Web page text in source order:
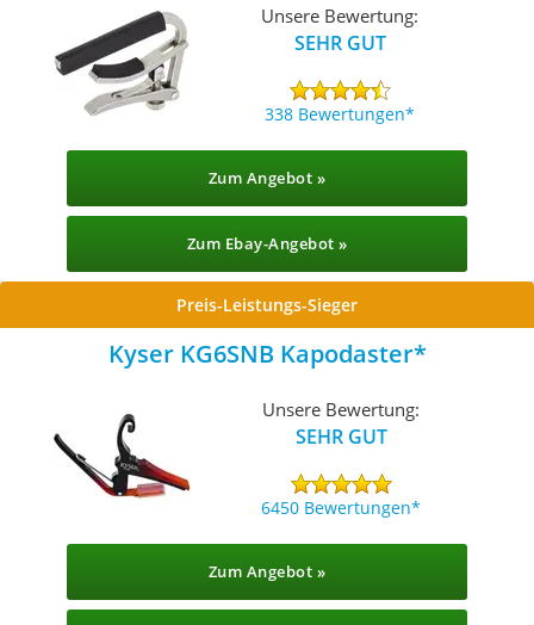
Unsere Bewertung:
SEHR GUT
338 Bewertungen
Zum Angebot »
Zum Ebay-Angebot »
Preis-Leistungs-Sieger
Kyser KG6SNB Kapodaster
Unsere Bewertung:
SEHR GUT
6450 Bewertungen
Zum Angebot »